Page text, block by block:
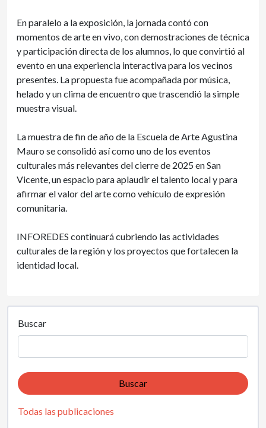
En paralelo a la exposición, la jornada contó con
momentos de arte en vivo, con demostraciones de técnica
y participación directa de los alumnos, lo que convirtió al
evento en una experiencia interactiva para los vecinos
presentes. La propuesta fue acompañada por música,
helado y un clima de encuentro que trascendió la simple
muestra visual.
La muestra de fin de año de la Escuela de Arte Agustina
Mauro se consolidó así como uno de los eventos
culturales más relevantes del cierre de 2025 en San
Vicente, un espacio para aplaudir el talento local y para
afirmar el valor del arte como vehículo de expresión
comunitaria.
INFOREDES continuará cubriendo las actividades
culturales de la región y los proyectos que fortalecen la
identidad local.
Buscar
Buscar
Todas las publicaciones